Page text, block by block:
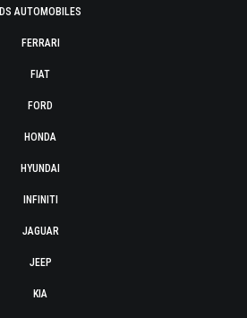
DS AUTOMOBILES
FERRARI
FIAT
FORD
HONDA
HYUNDAI
INFINITI
JAGUAR
JEEP
KIA